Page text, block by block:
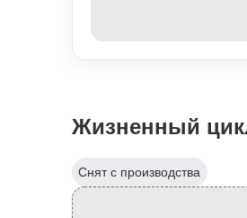
Жизненный
Снят с производства